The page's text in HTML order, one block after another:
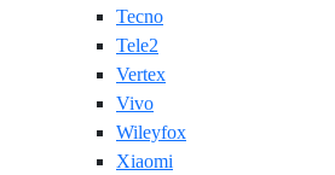
Tecno
Tele2
Vertex
Vivo
Wileyfox
Xiaomi